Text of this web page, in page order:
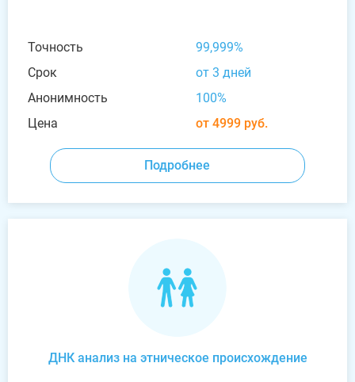
Точность
99,999%
Срок
от 3 дней
Анонимность
100%
Цена
от 4999 руб.
Подробнее
ДНК анализ на этническое происхождение